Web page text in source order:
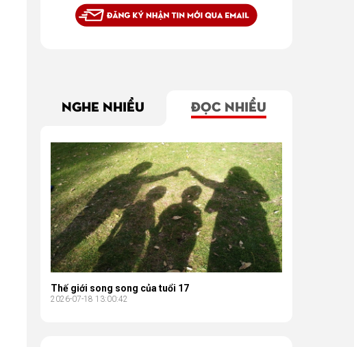
NGHE NHIỀU ĐỌC NHIỀU
Thế giới song song của tuổi 17
2026-07-18 13:00:42